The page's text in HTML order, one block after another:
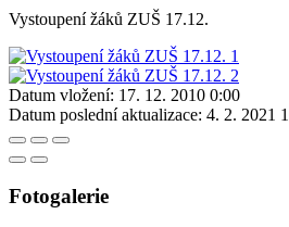
Vystoupení žáků ZUŠ 17.12.
Datum vložení: 17. 12. 2010 0:00
Datum poslední aktualizace: 4. 2. 2021
Fotogalerie